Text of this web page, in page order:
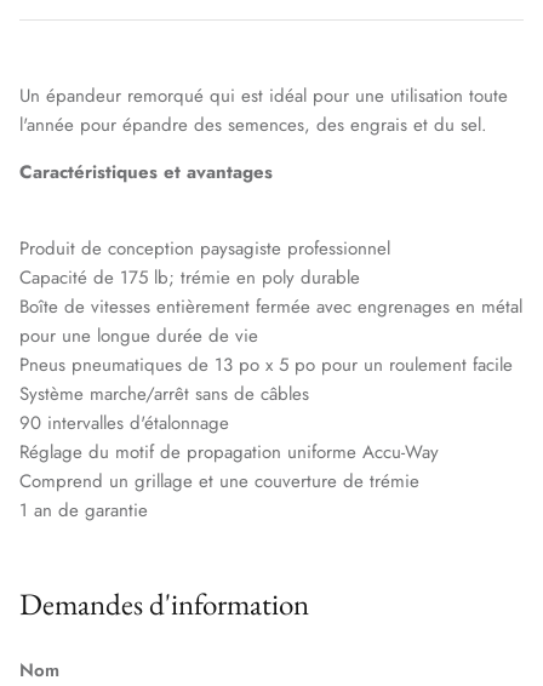
Un épandeur remorqué qui est idéal pour une utilisation toute
l'année pour épandre des semences, des engrais et du sel.
Caractéristiques et avantages
Produit de conception paysagiste professionnel
Capacité de 175 lb; trémie en poly durable
Boîte de vitesses entièrement fermée avec engrenages en métal
pour une longue durée de vie
Pneus pneumatiques de 13 po x 5 po pour un roulement facile
Système marche/arrêt sans de câbles
90 intervalles d'étalonnage
Réglage du motif de propagation uniforme Accu-Way
Comprend un grillage et une couverture de trémie
1 an de garantie
Demandes d'information
Nom